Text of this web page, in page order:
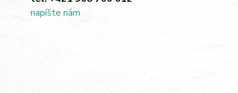
napíšte nám